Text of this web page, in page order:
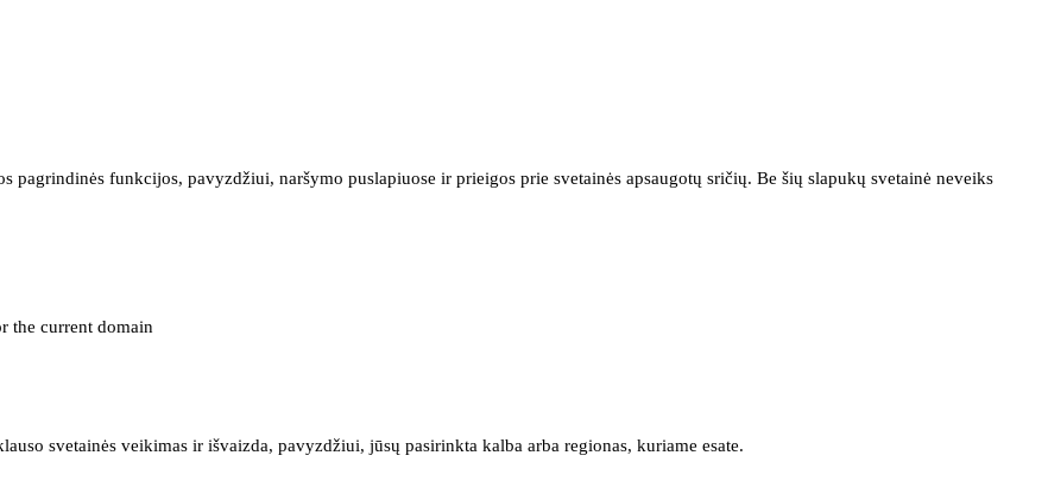
pagrindinės funkcijos, pavyzdžiui, naršymo puslapiuose ir prieigos prie svetainės apsaugotų sričių. Be šių slapukų svetainė neveiks
the current domain
svetainės veikimas ir išvaizda, pavyzdžiui, jūsų pasirinkta kalba arba regionas, kuriame esate.